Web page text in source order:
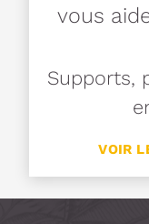
vous
Supports,
VOIR